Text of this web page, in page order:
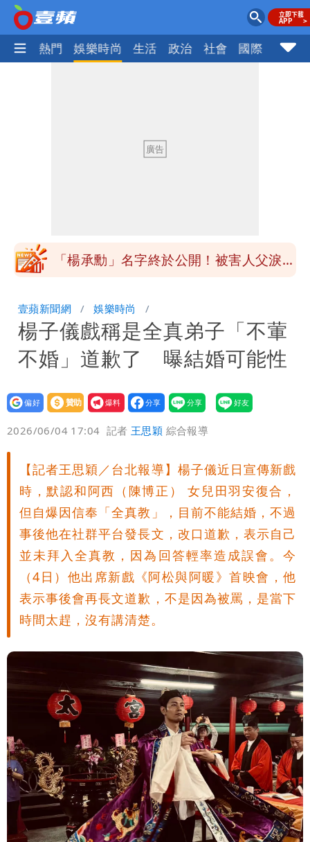
焦點 熱門 娛樂時尚 生活 政治 社會 國際 財經
內馬爾開到「寶可夢神包」後徹底入坑
女師右眼虹膜斷裂恐失明
「楊承勳」名字終於公開！被害人父淚喊
員收益變化
內馬爾開到「寶可夢神包」後徹底入坑
砸重金再買一整桌卡盒
壹蘋新聞網 娛樂時尚
楊子儀戲稱是全真弟子「不葷
不婚」道歉了 曝結婚可能性
設為
贊助
我要
爆料
2026/06/04 17:04 記者王思穎 綜合報導
【記者王思穎／台北報導】楊子儀近日宣傳新戲
時，默認和阿西（陳博正） 女兒田羽安復合，
但自爆因信奉「全真教」，目前不能結婚，不過
事後他在社群平台發長文，改口道歉，表示自己
並未拜入全真教，因為回答輕率造成誤會。今
（4日）他出席新戲《阿松與阿暖》首映會，他
表示事後會再長文道歉，不是因為被罵，是當下
時間太趕，沒有講清楚。